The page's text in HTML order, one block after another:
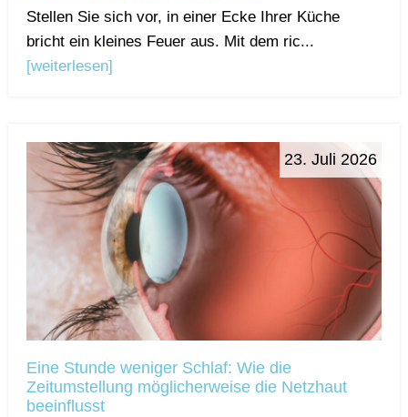
Stellen Sie sich vor, in einer Ecke Ihrer Küche
bricht ein kleines Feuer aus. Mit dem ric...
[weiterlesen]
23. Juli 2026
Eine Stunde weniger Schlaf: Wie die
Zeitumstellung möglicherweise die Netzhaut
beeinflusst